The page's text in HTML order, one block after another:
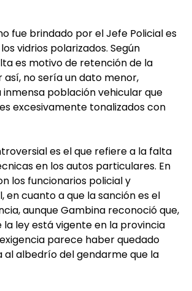
fue brindado por el Jefe Policial es
vidrios polarizados. Según
es motivo de retención de la
así, no sería un dato menor,
población vehicular que
excesivamente tonalizados con
es el que refiere a la falta
en los autos particulares. En
los funcionarios policial y
en cuanto a que la sanción es el
aunque Gambina reconoció que,
la ley está vigente en la provincia
exigencia parece haber quedado
al albedrío del gendarme que la